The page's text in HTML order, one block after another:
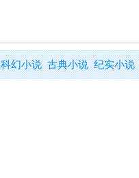
科幻小说 古典小说 纪实小说